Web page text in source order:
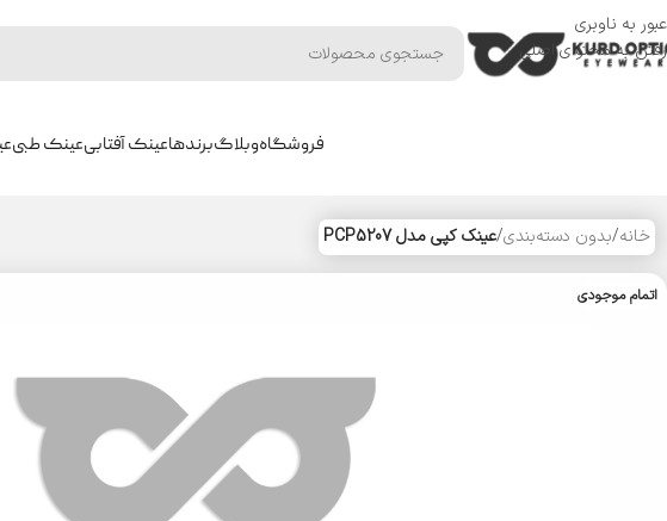
عبور به ناوبری
رفتن به محتوای اصلی
فروشگاهوبلاگبرندهاعینک آفتابیعینک طبی
خانه/بدون دسته‌بندی/عینک کپی مدل PCP5207
اتمام موجودی